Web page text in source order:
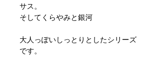
サス。
そしてくらやみと銀河
大人っぽいしっとりとしたシリーズ
です。